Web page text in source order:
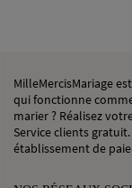
MilleMercisMariage
qui fonctionne
marier ? Réalisez
Service clients
établissement de